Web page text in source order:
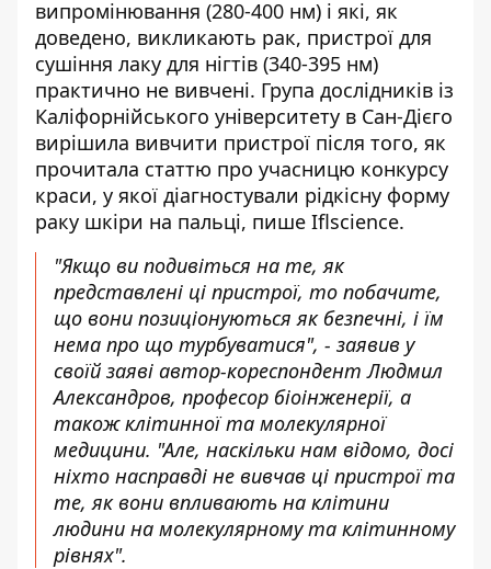
випромінювання (280-400 нм) і які, як
доведено, викликають рак, пристрої для
сушіння лаку для нігтів (340-395 нм)
практично не вивчені. Група дослідників із
Каліфорнійського університету в Сан-Дієго
вирішила вивчити пристрої після того, як
прочитала статтю про учасницю конкурсу
краси, у якої діагностували рідкісну форму
раку шкіри на пальці, пише Іflscience.
"Якщо ви подивіться на те, як
представлені ці пристрої, то побачите,
що вони позиціонуються як безпечні, і їм
нема про що турбуватися", - заявив у
своїй заяві автор-кореспондент Людмил
Александров, професор біоінженерії, а
також клітинної та молекулярної
медицини. "Але, наскільки нам відомо, досі
ніхто насправді не вивчав ці пристрої та
те, як вони впливають на клітини
людини на молекулярному та клітинному
рівнях".